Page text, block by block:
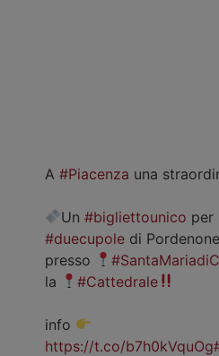
A #Piacenza una
Un#bigliettounico
#duecupole di
presso
la
#Cattedrale
info
https://t.co/b7h0kVquOg